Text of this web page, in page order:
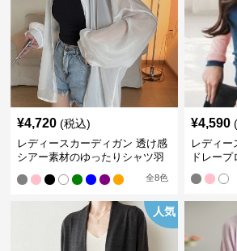
¥4,720 (税込)
レディースカーディガン 透け感
シアー素材のゆったりシャツ羽
全8色
¥4,590
レディー
ドレー
人気